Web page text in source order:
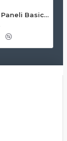
AUDIO Zil Paneli Basic Hpli Çift Buton 20'li Sesli Apartman Diafon Kapı Paneli